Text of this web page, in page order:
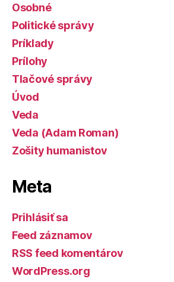
Osobné
Politické správy
Príklady
Prílohy
Tlačové správy
Úvod
Veda
Veda (Adam Roman)
Zošity humanistov
Meta
Prihlásiť sa
Feed záznamov
RSS feed komentárov
WordPress.org